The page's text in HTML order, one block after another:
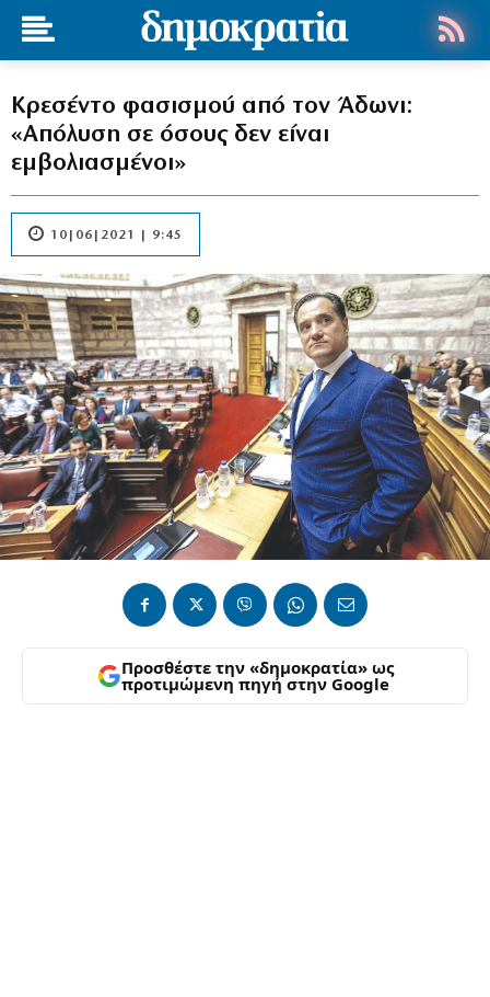
Κρεσέντο φασισμού από τον Άδωνι:
«Απόλυση σε όσους δεν είναι
εμβολιασμένοι»
10|06|2021 | 9:45
Προσθέστε την «δημοκρατία» ως
προτιμώμενη πηγή στην Google